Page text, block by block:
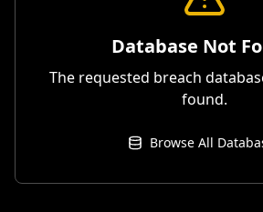
Database Not
The requested breach
found.
Browse All